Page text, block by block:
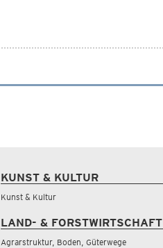
KUNST & KULTUR
Kunst & Kultur
LAND- & FORSTWIRTSCHAFT
Agrarstruktur, Boden, Güterwege